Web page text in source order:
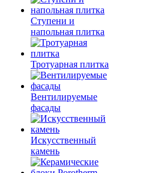
Ступени и
напольная плитка
Тротуарная плитка
Вентилируемые
фасады
Искусственный
камень